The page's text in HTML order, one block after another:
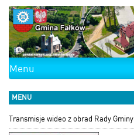
Menu
MENU
Transmisje wideo z obrad Rady Gminy